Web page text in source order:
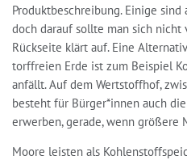
Produktbeschreibung. Einige sind
doch darauf sollte man sich nicht
Rückseite klärt auf. Eine
torffreien Erde ist zum Beispiel
anfällt. Auf dem Wertstoffhof,
besteht für Bürger*innen auch
erwerben, gerade, wenn größere
Moore leisten als